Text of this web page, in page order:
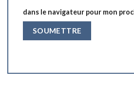
dans le navigateur pour mon